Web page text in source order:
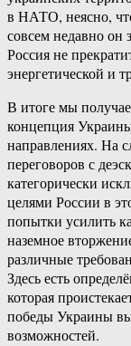
в НАТО, неясно,
совсем недавно он
Россия не
энергетической и
В итоге мы
концепция
направлениях. На
переговоров с
категорически
целями России в
попытки усилить
наземное
различные
Здесь есть
которая
победы Украины
возможностей.